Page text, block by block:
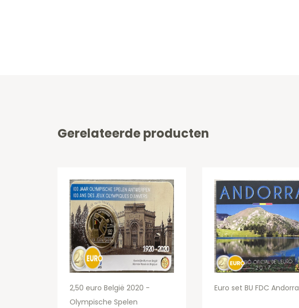
Gerelateerde producten
2,50 euro België 2020 -
Olympische Spelen
Euro set BU FDC